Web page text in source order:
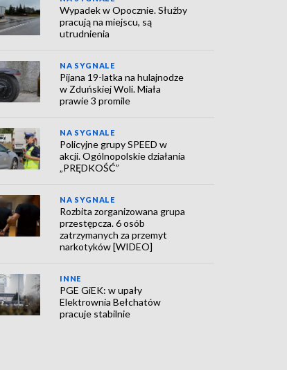
Wypadek w Opocznie. Służby
pracują na miejscu, są
utrudnienia
NA SYGNALE
Pijana 19-latka na hulajnodze
w Zduńskiej Woli. Miała
prawie 3 promile
NA SYGNALE
Policyjne grupy SPEED w
akcji. Ogólnopolskie działania
„PRĘDKOŚĆ”
NA SYGNALE
Rozbita zorganizowana grupa
przestępcza. 6 osób
zatrzymanych za przemyt
narkotyków [WIDEO]
INNE
PGE GiEK: w upały
Elektrownia Bełchatów
pracuje stabilnie